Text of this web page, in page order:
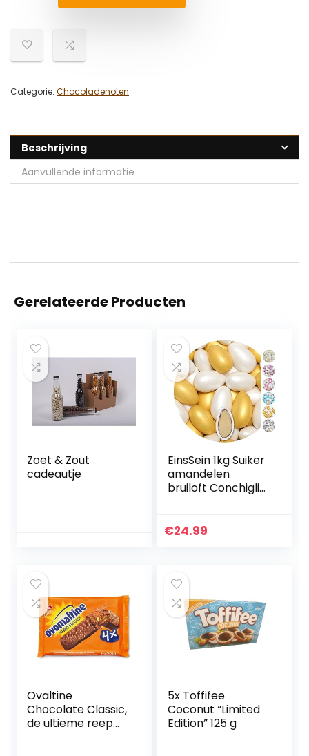
Categorie: Chocoladenoten
Beschrijving
Aanvullende informatie
Gerelateerde Producten
Zoet & Zout
cadeautje
EinsSein 1kg Suiker
amandelen
bruiloft Conchiglia
suikerbonen wit
omhuld coating
suikerlaagje
boontjes geboorte
communie candy
€24.99
Ovaltine
Chocolate Classic,
de ultieme reep
5x Toffifee
Coconut “Limited
Edition” 125 g